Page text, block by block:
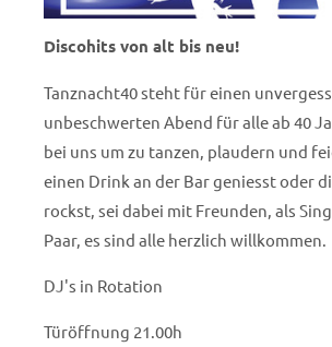
Discohits von alt bis neu!
Tanznacht40 steht für einen
unbeschwerten Abend für alle ab 40
bei uns um zu tanzen, plaudern und
einen Drink an der Bar geniesst oder
rockst, sei dabei mit Freunden, als
Paar, es sind alle herzlich willkommen.
DJ's in Rotation
Türöffnung 21.00h